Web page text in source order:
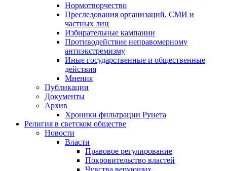
Нормотворчество
Преследования организаций, СМИ и
частных лиц
Избирательные кампании
Противодействие неправомерному
антиэкстремизму
Иные государственные и общественные
действия
Мнения
Публикации
Документы
Архив
Хроники фильтрации Рунета
Религия в светском обществе
Новости
Власти
Правовое регулирование
Покровительство властей
Чувства верующих